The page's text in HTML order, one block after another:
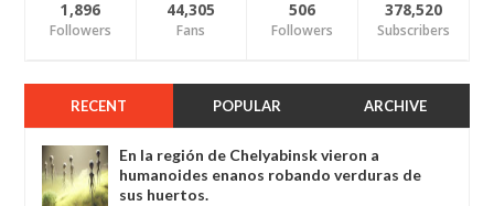
1,896
Followers
44,305
Fans
506
Followers
378,520
Subscribers
RECENT POPULAR ARCHIVE
En la región de Chelyabinsk vieron a
humanoides enanos robando verduras de
sus huertos.